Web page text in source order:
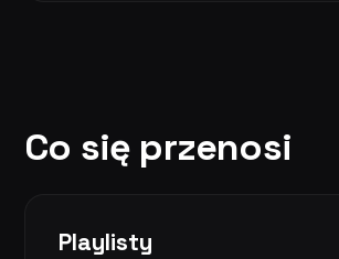
Co się przenosi
Playlisty